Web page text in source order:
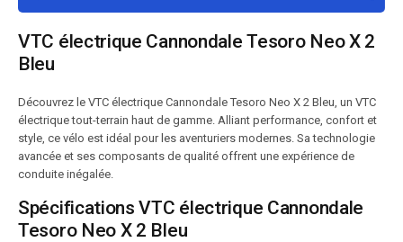
VTC électrique Cannondale Tesoro Neo X 2
Bleu
Découvrez le VTC électrique Cannondale Tesoro Neo X 2 Bleu, un VTC
électrique tout-terrain haut de gamme. Alliant performance, confort et
style, ce vélo est idéal pour les aventuriers modernes. Sa technologie
avancée et ses composants de qualité offrent une expérience de
conduite inégalée.
Spécifications VTC électrique Cannondale
Tesoro Neo X 2 Bleu